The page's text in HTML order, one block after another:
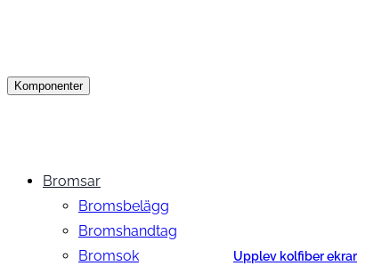
Komponenter
Bromsar
Bromsbelägg
Bromshandtag
Bromsok
Upplev kolfiber ekrar